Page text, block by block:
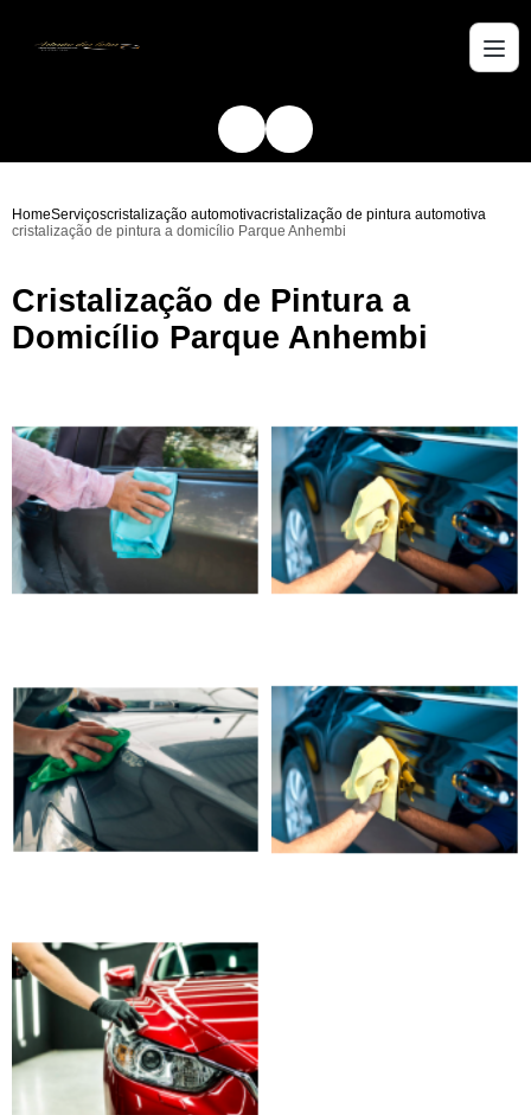
HomeServiçoscristalização automotivacristalização de pintura automotiva
cristalização de pintura a domicílio Parque Anhembi
Cristalização de Pintura a
Domicílio Parque Anhembi